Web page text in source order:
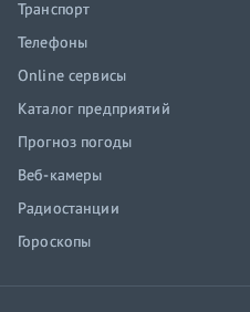
Транспорт
Телефоны
Online сервисы
Каталог предприятий
Прогноз погоды
Веб-камеры
Радиостанции
Гороскопы